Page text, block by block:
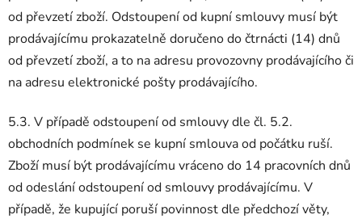
od převzetí zboží. Odstoupení od kupní smlouvy musí být
prodávajícímu prokazatelně doručeno do čtrnácti (14) dnů
od převzetí zboží, a to na adresu provozovny prodávajícího či
na adresu elektronické pošty prodávajícího.
5.3. V případě odstoupení od smlouvy dle čl. 5.2.
obchodních podmínek se kupní smlouva od počátku ruší.
Zboží musí být prodávajícímu vráceno do 14 pracovních dnů
od odeslání odstoupení od smlouvy prodávajícímu. V
případě, že kupující poruší povinnost dle předchozí věty,